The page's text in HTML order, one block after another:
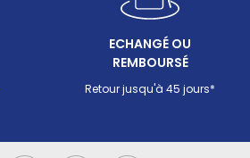
ECHANGÉ OU
REMBOURSÉ
Retour jusqu'à 45 jours*